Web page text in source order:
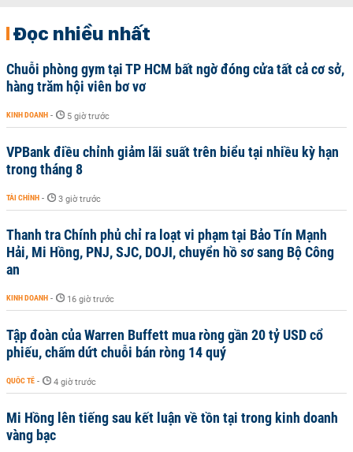
Đọc nhiều nhất
Chuỗi phòng gym tại TP HCM bất ngờ đóng cửa tất cả cơ sở,
hàng trăm hội viên bơ vơ
KINH DOANH - 5 giờ trước
VPBank điều chỉnh giảm lãi suất trên biểu tại nhiều kỳ hạn
trong tháng 8
TÀI CHÍNH - 3 giờ trước
Thanh tra Chính phủ chỉ ra loạt vi phạm tại Bảo Tín Mạnh
Hải, Mi Hồng, PNJ, SJC, DOJI, chuyển hồ sơ sang Bộ Công
an
KINH DOANH - 16 giờ trước
Tập đoàn của Warren Buffett mua ròng gần 20 tỷ USD cổ
phiếu, chấm dứt chuỗi bán ròng 14 quý
QUỐC TẾ - 4 giờ trước
Mi Hồng lên tiếng sau kết luận về tồn tại trong kinh doanh
vàng bạc